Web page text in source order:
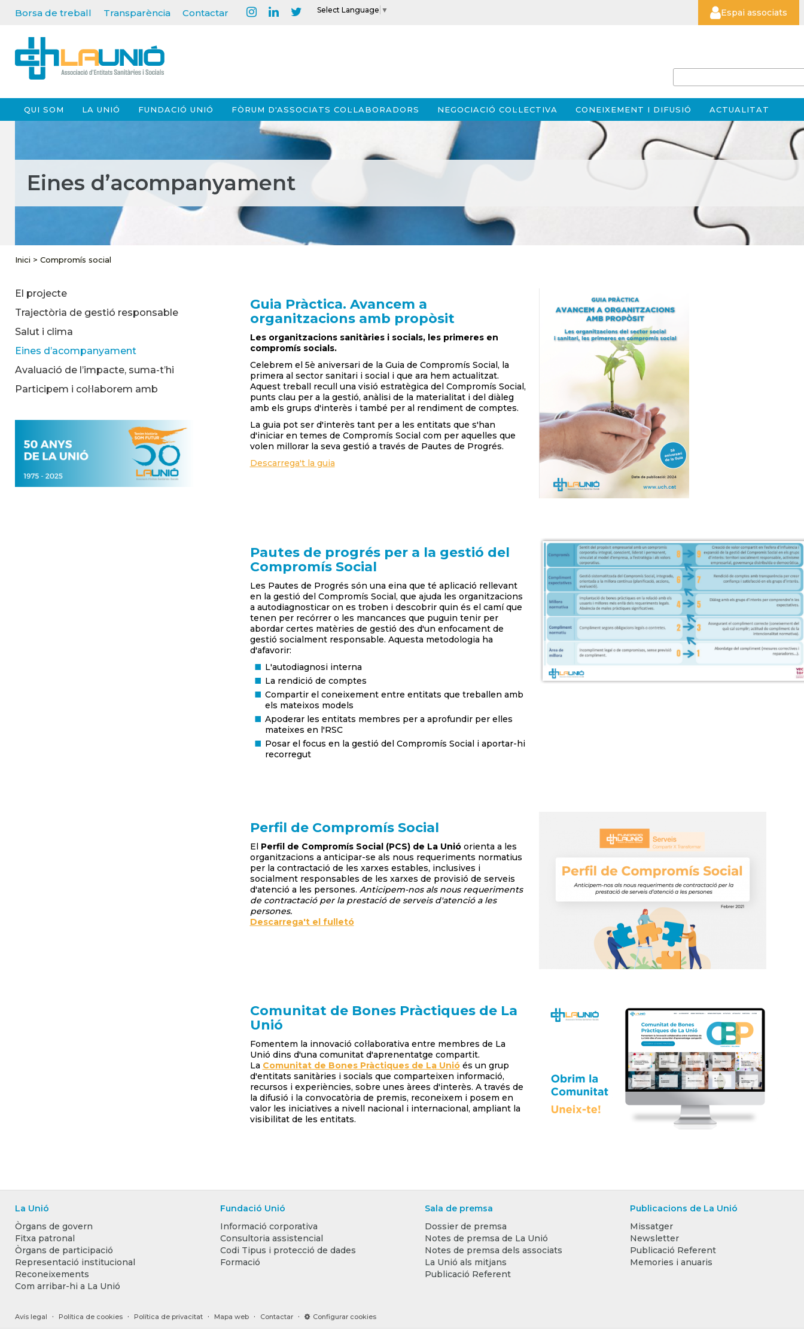
Borsa de treball Transparència Contactar Select Language ▼ Espai associats
QUI SOM LA UNIÓ FUNDACIÓ UNIÓ FÒRUM D'ASSOCIATS COL·LABORADORS NEGOCIACIÓ COL·LECTIVA CONEIXEMENT I DIFUSIÓ ACTUALITAT
Eines d’acompanyament
Inici > Compromís social
El projecte
Trajectòria de gestió responsable
Salut i clima
Eines d’acompanyament
Avaluació de l’impacte, suma-t’hi
Participem i col·laborem amb
Guia Pràctica. Avancem a
organitzacions amb propòsit
Les organitzacions sanitàries i socials, les primeres en
compromís socials.
Celebrem el 5è aniversari de la Guia de Compromís Social, la
primera al sector sanitari i social i que ara hem actualitzat.
Aquest treball recull una visió estratègica del Compromís Social,
punts clau per a la gestió, anàlisi de la materialitat i del diàleg
amb els grups d'interès i també per al rendiment de comptes.
La guia pot ser d'interès tant per a les entitats que s'han
d'iniciar en temes de Compromís Social com per aquelles que
volen millorar la seva gestió a través de Pautes de Progrés.
Descarrega't la guia
Pautes de progrés per a la gestió del
Compromís Social
Les Pautes de Progrés són una eina que té aplicació rellevant
en la gestió del Compromís Social, que ajuda les organitzacions
a autodiagnosticar on es troben i descobrir quin és el camí que
tenen per recórrer o les mancances que puguin tenir per
abordar certes matèries de gestió des d'un enfocament de
gestió socialment responsable. Aquesta metodologia ha
d'afavorir:
L'autodiagnosi interna
La rendició de comptes
Compartir el coneixement entre entitats que treballen amb
els mateixos models
Apoderar les entitats membres per a aprofundir per elles
mateixes en l'RSC
Posar el focus en la gestió del Compromís Social i aportar-hi
recorregut
Perfil de Compromís Social
El Perfil de Compromís Social (PCS) de La Unióorienta a les
organitzacions a anticipar-se als nous requeriments normatius
per la contractació de les xarxes estables, inclusives i
socialment responsables de les xarxes de provisió de serveis
d'atenció a les persones. Anticipem-nos als nous requeriments
de contractació per la prestació de serveis d'atenció a les
persones.
Descarrega't el fulletó
Comunitat de Bones Pràctiques de La
Unió
Fomentem la innovació col·laborativa entre membres de La
Unió dins d'una comunitat d'aprenentatge compartit.
La Comunitat de Bones Pràctiques de La Unióés un grup
d'entitats sanitàries i socials que comparteixen informació,
recursos i experiències, sobre unes àrees d'interès. A través de
la difusió i la convocatòria de premis, reconeixem i posem en
valor les iniciatives a nivell nacional i internacional, ampliant la
visibilitat de les entitats.
La Unió
Òrgans de govern
Fitxa patronal
Òrgans de participació
Representació institucional
Reconeixements
Com arribar-hi a La Unió
Fundació Unió
Informació corporativa
Consultoria assistencial
Codi Tipus i protecció de dades
Formació
Sala de premsa
Dossier de premsa
Notes de premsa de La Unió
Notes de premsa dels associats
La Unió als mitjans
Publicació Referent
Publicacions de La Unió
Missatger
Newsletter
Publicació Referent
Memories i anuaris
Avís legal · Política de cookies · Política de privacitat · Mapa web · Contactar · Configurar cookies